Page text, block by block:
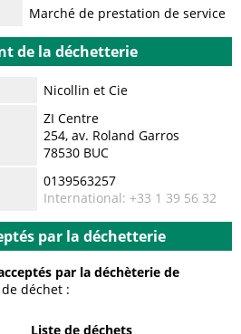
Marché de prestation de service
de la déchetterie
Nicollin et Cie
ZI Centre
254, av. Roland Garros
78530 BUC
0139563257
International: +33 1 39 56 32
par la déchetterie
par la déchèterie de
déchet :
Liste de déchets